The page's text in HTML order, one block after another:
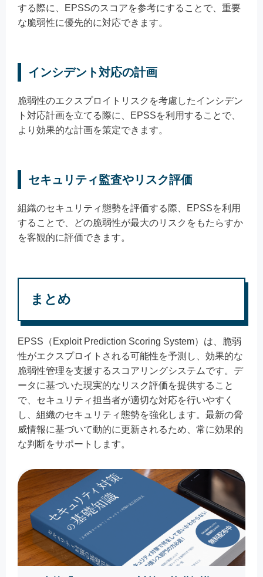
する際に、EPSSのスコアを参考にすることで、重要
な脆弱性に優先的に対応できます。
インシデント対応の計画
脆弱性のエクスプロイトリスクを考慮したインシデン
ト対応計画を立てる際に、EPSSを利用することで、
より効果的な計画を策定できます。
セキュリティ監査やリスク評価
組織のセキュリティ態勢を評価する際、EPSSを利用
することで、どの脆弱性が最大のリスクをもたらすか
を客観的に評価できます。
まとめ
EPSS（Exploit Prediction Scoring System）は、脆弱
性がエクスプロイトされる可能性を予測し、効果的な
脆弱性管理を支援するスコアリングシステムです。デ
ータに基づいた現実的なリスク評価を提供すること
で、セキュリティ担当者が適切な対応を行いやすく
し、組織のセキュリティ態勢を強化します。最新の脅
威情報に基づいて動的に更新されるため、常に効果的
な判断をサポートします。